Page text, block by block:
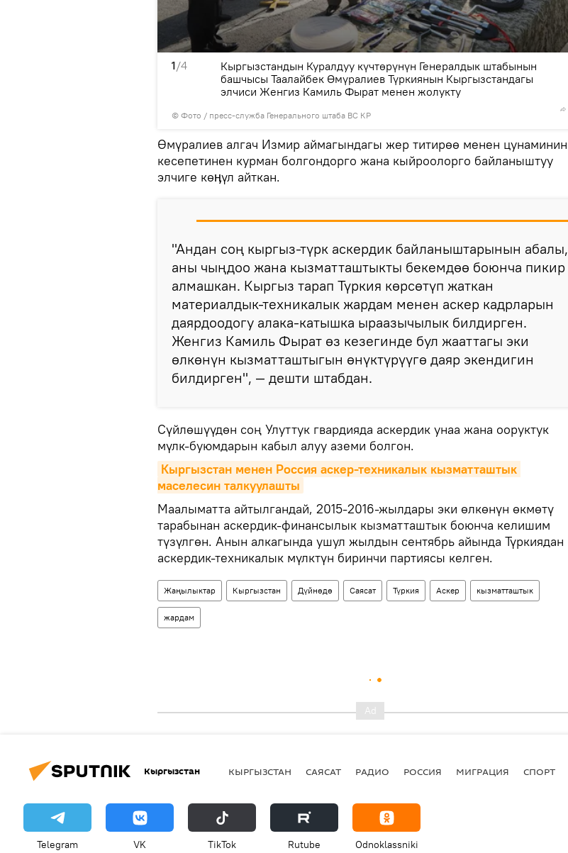
1/4
© Фото / пресс-служба Генерального штаба ВС КР
Кыргызстандын Куралдуу күчтөрүнүн Генералдык штабынын
башчысы Таалайбек Өмүралиев Түркиянын Кыргызстандагы
элчиси Женгиз Камиль Фырат менен жолукту
Өмүралиев алгач Измир аймагындагы жер титирөө менен цунаминин
кесепетинен курман болгондорго жана кыйроолорго байланыштуу
элчиге көӊүл айткан.
"Андан соң кыргыз-түрк аскердик байланыштарынын абалы,
аны чыңдоо жана кызматташтыкты бекемдөө боюнча пикир
алмашкан. Кыргыз тарап Түркия көрсөтүп жаткан
материалдык-техникалык жардам менен аскер кадрларын
даярдоодогу алака-катышка ыраазычылык билдирген.
Женгиз Камиль Фырат өз кезегинде бул жааттагы эки
өлкөнүн кызматташтыгын өнүктүрүүгө даяр экендигин
билдирген", — дешти штабдан.
Сүйлөшүүдөн соң Улуттук гвардияда аскердик унаа жана ооруктук
мүлк-буюмдарын кабыл алуу аземи болгон.
Кыргызстан менен Россия аскер-техникалык кызматташтык
маселесин талкуулашты
Маалыматта айтылгандай, 2015-2016-жылдары эки өлкөнүн өкмөтү
тарабынан аскердик-финансылык кызматташтык боюнча келишим
түзүлгөн. Анын алкагында ушул жылдын сентябрь айында Түркиядан
аскердик-техникалык мүлктүн биринчи партиясы келген.
Жаңылыктар Кыргызстан Дүйнөдө Саясат Түркия Аскер кызматташтык
жардам
Кыргызстан КЫРГЫЗСТАН САЯСАТ РАДИО РОССИЯ МИГРАЦИЯ СПОРТ
Telegram VK ТikТоk Rutube Odnoklassniki